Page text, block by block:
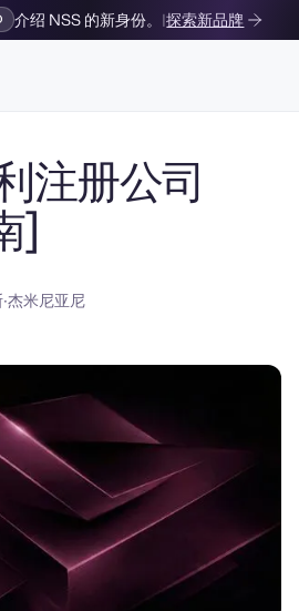
介绍 NSS 的新身份。 |探索新品牌
注册公司
]
杰米尼亚尼